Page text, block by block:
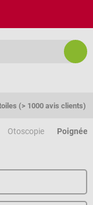
(> 1000 avis clients)
Otoscopie